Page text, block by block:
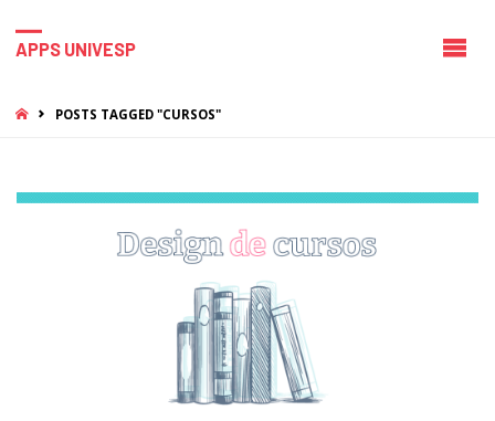
APPS UNIVESP
HOMEPOSTS TAGGED "CURSOS"